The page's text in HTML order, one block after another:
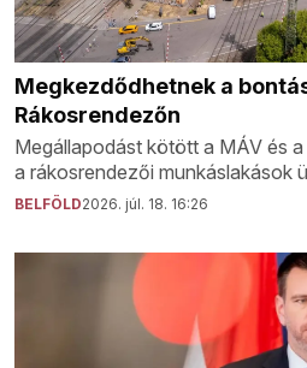
Megkezdődhetnek a
Rákosrendezőn
Megállapodást kötött a MÁV és
a rákosrendezői munkáslakások
BELFÖLD2026. júl. 18. 16:26